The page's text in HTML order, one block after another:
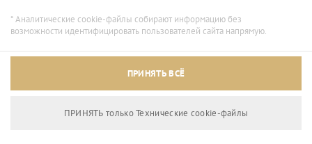
Архивный режим
* Аналитические cookie-файлы собирают информацию без
возможности идентифицировать пользователей сайта напрямую.
ПРИНЯТЬ ВСЁ
ПРИНЯТЬ только Технические сookie-файлы